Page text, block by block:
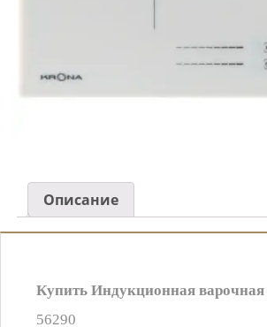
Описание
Купить Индукционная варочная
56290